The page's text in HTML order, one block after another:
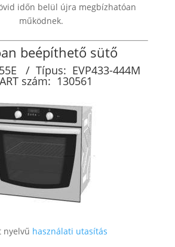
időn belül újra megbízhatóan
működnek.
beépíthető sütő
/ Típus: EVP433-444M
szám: 130561
nyelvű használati utasítás